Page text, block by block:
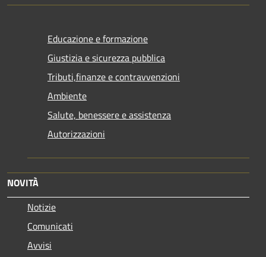
Educazione e formazione
Giustizia e sicurezza pubblica
Tributi,finanze e contravvenzioni
Ambiente
Salute, benessere e assistenza
Autorizzazioni
NOVITÀ
Notizie
Comunicati
Avvisi